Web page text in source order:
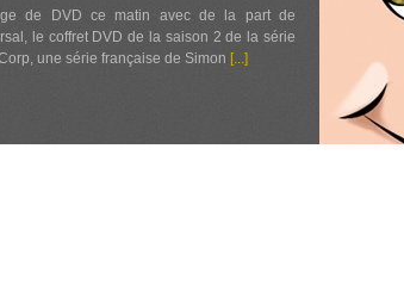
de DVD ce matin avec de la part de
le coffret DVD de la saison 2 de la série
une série française de Simon [...]